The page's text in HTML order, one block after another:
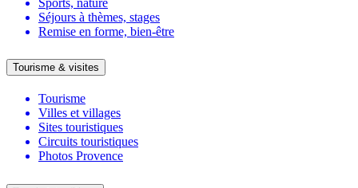
Séjours à thèmes, stages
Remise en forme, bien-être
Tourisme & visites
Tourisme
Villes et villages
Sites touristiques
Circuits touristiques
Photos Provence